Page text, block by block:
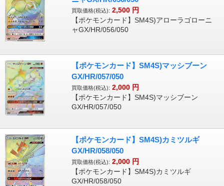
買取価格(税込): 2,500 円
【ポケモンカード】SM4S)アローラゴローニ
ャGX/HR/056/050
【ポケモンカード】SM4S)マッシブーン
GX/HR/057/050
買取価格(税込): 2,000 円
【ポケモンカード】SM4S)マッシブーン
GX/HR/057/050
【ポケモンカード】SM4S)カミツルギ
GX/HR/058/050
買取価格(税込): 2,000 円
【ポケモンカード】SM4S)カミツルギ
GX/HR/058/050